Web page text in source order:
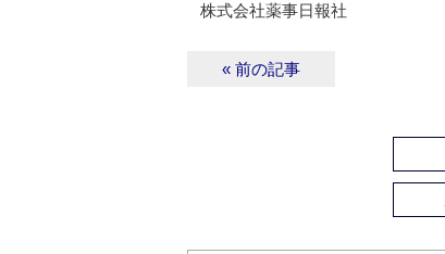
株式会社薬事日報社
« 前の記事